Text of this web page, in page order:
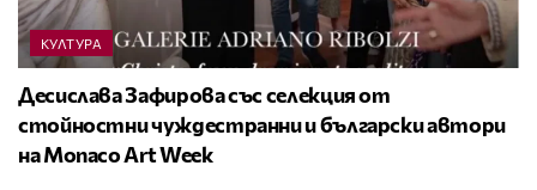
КУЛТУРА
Десислава Зафирова със селекция от
стойностни чуждестранни и български автори
на Monaco Art Week